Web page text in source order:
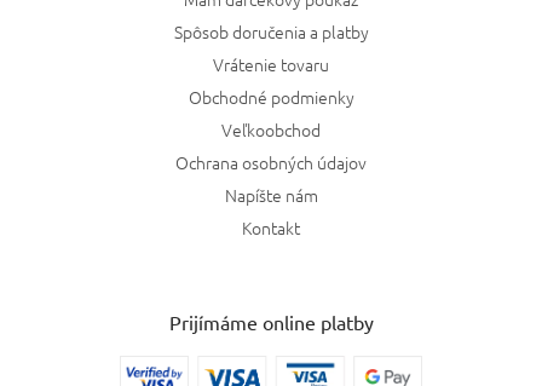
Spôsob doručenia a platby
Vrátenie tovaru
Obchodné podmienky
Veľkoobchod
Ochrana osobných údajov
Napíšte nám
Kontakt
Prijímáme online platby